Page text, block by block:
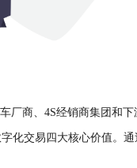
厂商、4S经销商集团和
化交易四大核心价值。